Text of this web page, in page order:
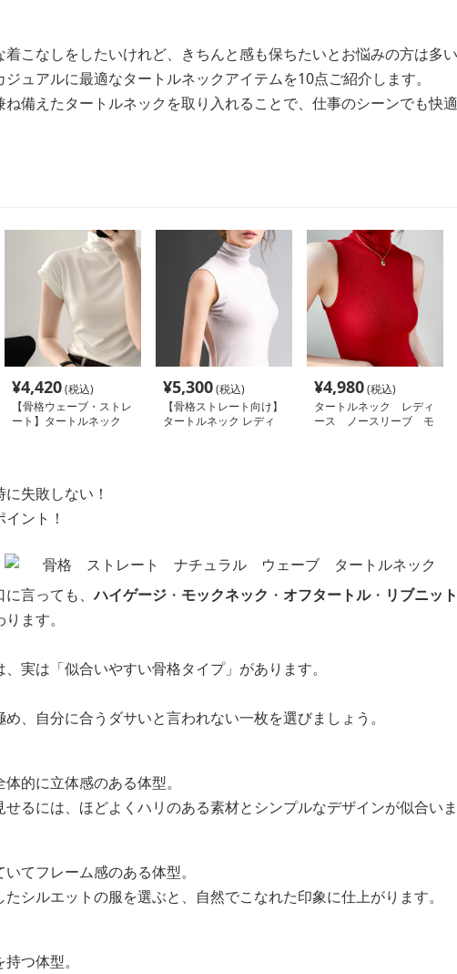
こなしをしたいけれど、きちんと感も保ちたいとお悩みの方は多
ュアルに最適なタートルネックアイテムを10点ご紹介します。
備えたタートルネックを取り入れることで、仕事のシーンでも快
¥4,420(税込)
【骨格ウェーブ・ストレ
ート】タートルネック
¥5,300(税込)
【骨格ストレート向け】
タートルネック レディ
¥4,980(税込)
タートルネック レディ
ース ノースリーブ モ
失敗しない！
ント！
に言っても、ハイゲージ ・ モックネック ・ オフタートル・ リブニット
ます。
実は「似合いやすい骨格タイプ」があります。
、自分に合うダサいと言われない一枚を選びましょう。
的に立体感のある体型。
るには、ほどよくハリのある素材とシンプルなデザインが似合いま
てフレーム感のある体型。
シルエットの服を選ぶと、自然でこなれた印象に仕上がります。
つ体型。